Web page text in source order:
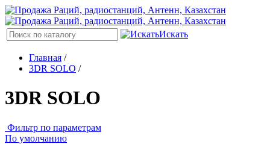
Искать
Главная /
3DR SOLO /
3DR SOLO
Фильтр по параметрам
По умолчанию